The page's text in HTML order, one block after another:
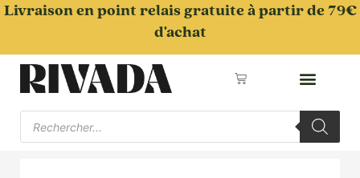
Aller
Livraison en point relais gratuite à partir de 79€
d'achat
Panier
Recherche
produits